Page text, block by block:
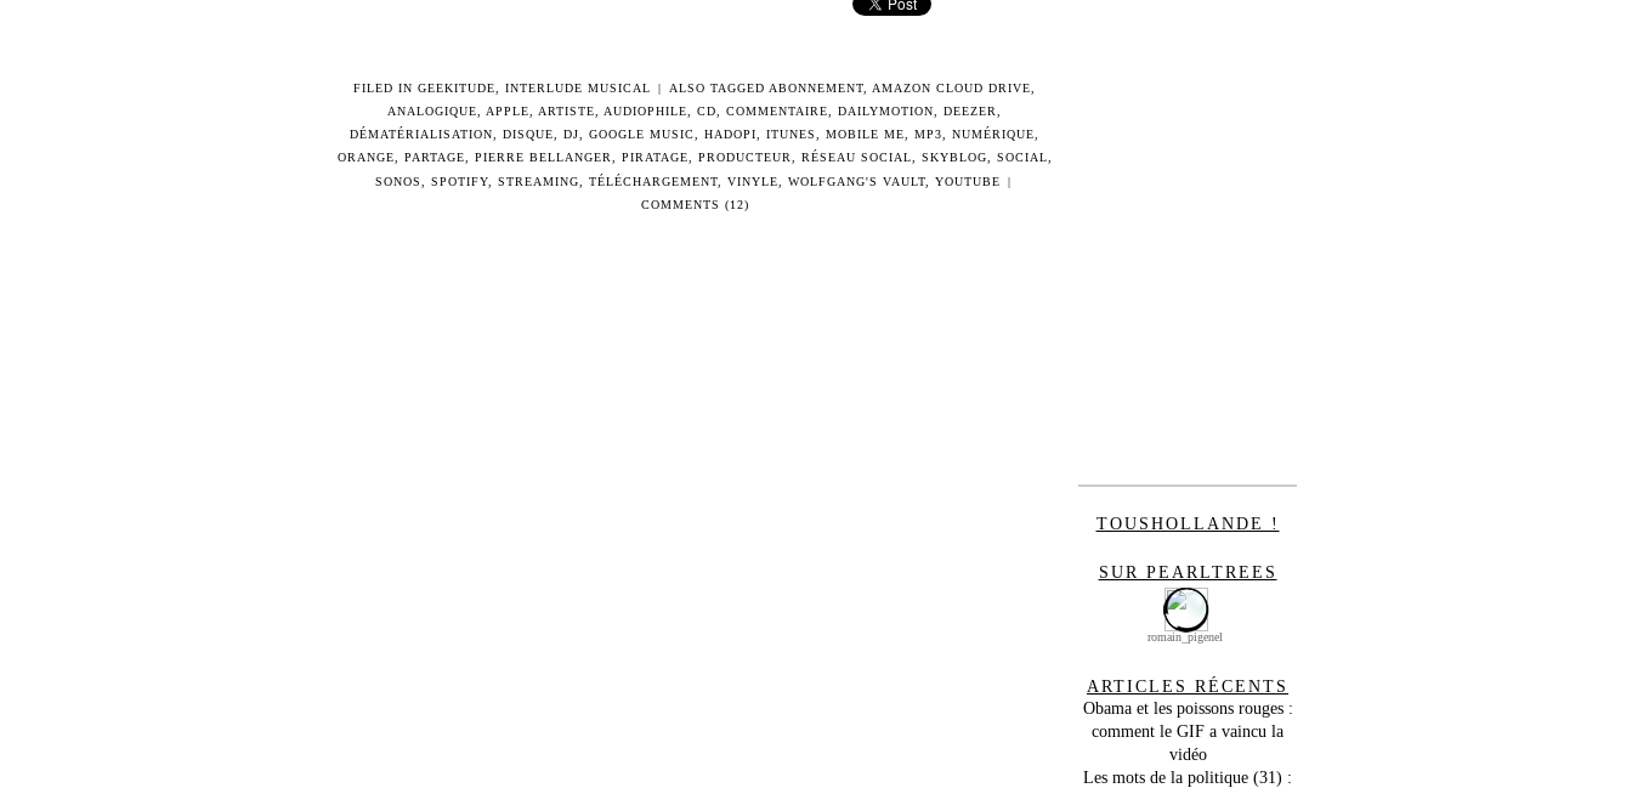
FILED IN GEEKITUDE INTERLUDE MUSICAL | ALSO TAGGED ABONNEMENT AMAZON CLOUD DRIVE
ANALOGIQUE
APPLE ARTISTE AUDIOPHILE CD COMMENTAIRE DAILYMOTION DEEZER
DÉMATÉRIALISATION
DISQUE DJ GOOGLE MUSIC HADOPI ITUNES MOBILE ME MP3 NUMÉRIQUE
ORANGE
PARTAGE PIERRE BELLANGER PIRATAGE PRODUCTEUR RÉSEAU SOCIAL SKYBLOG SOCIAL
SONOS
SPOTIFY, STREAMING TÉLÉCHARGEMENT, VINYLE WOLFGANG'S VAULT, YOUTUBE
|
COMMENTS (12)
TOUSHOLLANDE !
SUR PEARLTREES
romain_pigenel
ARTICLES RÉCENTS
Obama et les poissons rouges :
comment le GIF a vaincu la
vidéo
Les mots de la politique (31) :